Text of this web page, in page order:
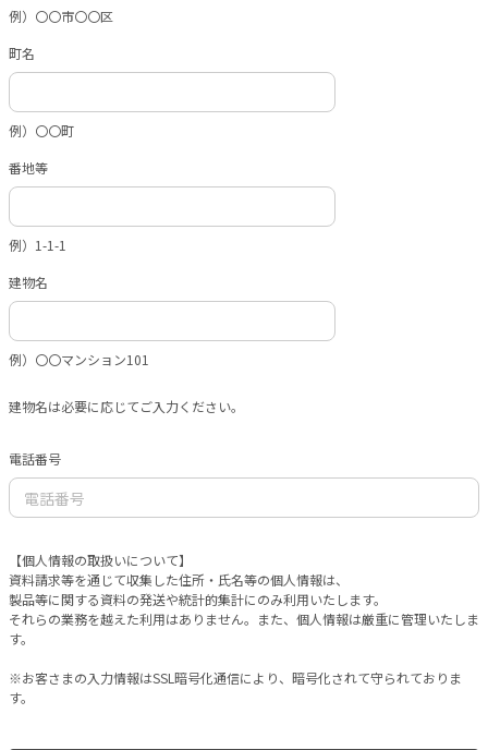
例）〇〇市〇〇区
町名
例）〇〇町
番地等
例）1-1-1
建物名
例）〇〇マンション101
建物名は必要に応じてご入力ください。
電話番号
【個人情報の取扱いについて】
資料請求等を通じて収集した住所・氏名等の個人情報は、
製品等に関する資料の発送や統計的集計にのみ利用いたします。
それらの業務を越えた利用はありません。また、個人情報は厳重に管理いたしま
す。
※お客さまの入力情報はSSL暗号化通信により、暗号化されて守られておりま
す。